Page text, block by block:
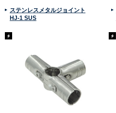
ステンレスメタルジョイント
HJ-1 SUS